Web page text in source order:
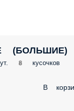
(БОЛЬШИЕ)
8 кусочков
В